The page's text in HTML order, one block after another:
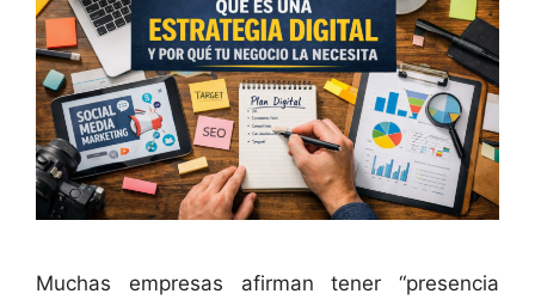
Muchas empresas afirman tener “presencia